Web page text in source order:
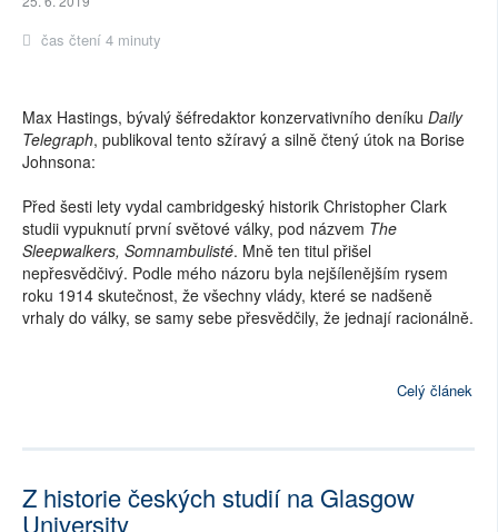
čas čtení 4 minuty
Max Hastings, bývalý šéfredaktor konzervativního deníku Daily
Telegraph, publikoval tento sžíravý a silně čtený útok na Borise
Johnsona:
Před šesti lety vydal cambridgeský historik Christopher Clark
studii vypuknutí první světové války, pod názvem The
Sleepwalkers, Somnambulisté. Mně ten titul přišel
nepřesvědčivý. Podle mého názoru byla nejšílenějším rysem
roku 1914 skutečnost, že všechny vlády, které se nadšeně
vrhaly do války, se samy sebe přesvědčily, že jednají racionálně.
Celý článek
Z historie českých studií na Glasgow
University